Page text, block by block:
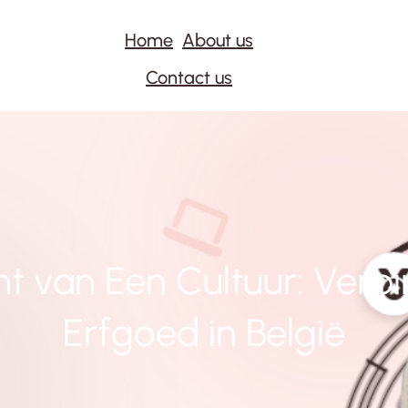
Home About us
Contact us
van Een Cultuur:
Erfgoed in België